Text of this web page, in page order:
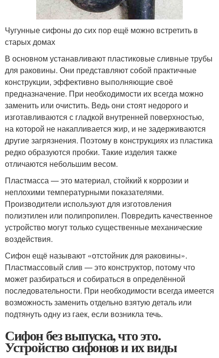
Чугунные сифоны до сих пор ещё можно встретить в
старых домах
В основном устанавливают пластиковые сливные трубы
для раковины. Они представляют собой практичные
конструкции, эффективно выполняющие своё
предназначение. При необходимости их всегда можно
заменить или очистить. Ведь они стоят недорого и
изготавливаются с гладкой внутренней поверхностью,
на которой не накапливается жир, и не задерживаются
другие загрязнения. Поэтому в конструкциях из пластика
редко образуются пробки. Такие изделия также
отличаются небольшим весом.
Пластмасса — это материал, стойкий к коррозии и
неплохими температурными показателями.
Производители используют для изготовления
полиэтилен или полипропилен. Повредить качественное
устройство могут только существенные механические
воздействия.
Сифон ещё называют «отстойник для раковины».
Пластмассовый слив — это конструктор, потому что
может разбираться и собираться в определённой
последовательности. При необходимости всегда имеется
возможность заменить отдельно взятую деталь или
подтянуть одну из гаек, если возникла течь.
Сифон без выпуска, что это.
Устройство сифонов и их виды